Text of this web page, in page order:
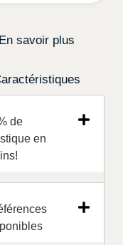
En savoir plus
de
en